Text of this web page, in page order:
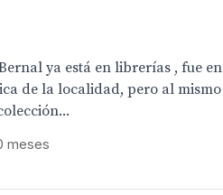
ya está en librerías , fue en
de la localidad, pero al mismo
meses